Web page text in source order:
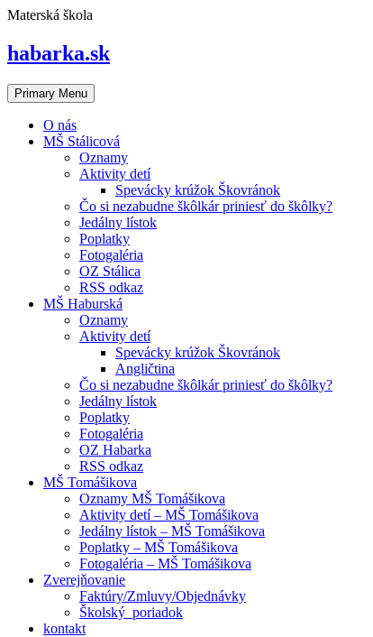
Skip
content
Materská škola
habarka.sk
Primary Menu
O nás
MŠ Stálicová
Oznamy
Aktivity detí
Spevácky krúžok Škovránok
Čo si nezabudne škôlkár priniesť do škôlky?
Jedálny lístok
Poplatky
Fotogaléria
OZ Stálica
RSS odkaz
MŠ Haburská
Oznamy
Aktivity detí
Spevácky krúžok Škovránok
Angličtina
Čo si nezabudne škôlkár priniesť do škôlky?
Jedálny lístok
Poplatky
Fotogaléria
OZ Habarka
RSS odkaz
MŠ Tomášikova
Oznamy MŠ Tomášikova
Aktivity detí – MŠ Tomášikova
Jedálny lístok – MŠ Tomášikova
Poplatky – MŠ Tomášikova
Fotogaléria – MŠ Tomášikova
Zverejňovanie
Faktúry/Zmluvy/Objednávky
Školský poriadok
kontakt